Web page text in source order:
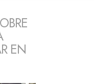
EN